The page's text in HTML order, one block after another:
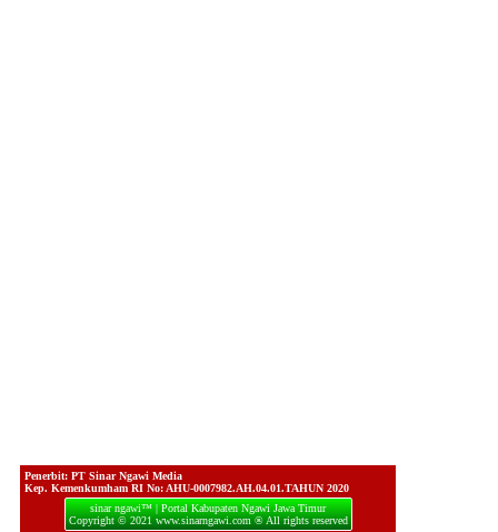
Penerbit: PT Sinar Ngawi Media
Kep. Kemenkumham RI No: AHU-0007982.AH.04.01.TAHUN 2020
sinar ngawi™ | Portal Kabupaten Ngawi Jawa Timur
Copyright © 2021 www.sinarngawi.com ® All rights reserved